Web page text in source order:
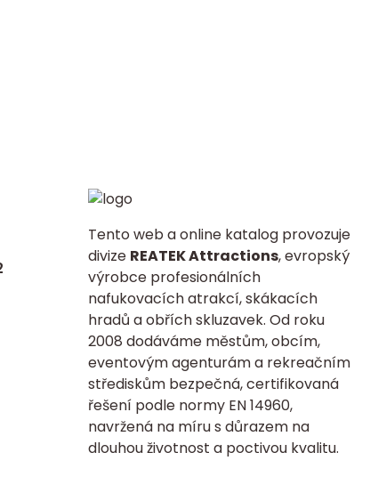
Tento web a online katalog provozuje
divize REATEK Attractions, evropský
výrobce profesionálních
nafukovacích atrakcí, skákacích
hradů a obřích skluzavek. Od roku
2008 dodáváme městům, obcím,
eventovým agenturám a rekreačním
střediskům bezpečná, certifikovaná
řešení podle normy EN 14960,
navržená na míru s důrazem na
dlouhou životnost a poctivou kvalitu.